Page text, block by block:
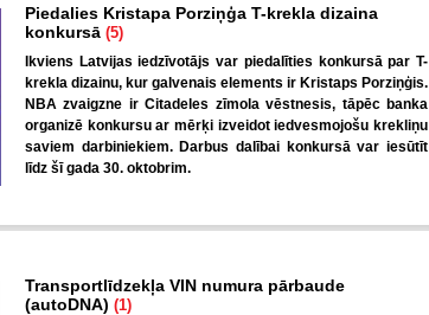
Piedalies Kristapa Porziņģa T-krekla dizaina
konkursā (5)
Ikviens Latvijas iedzīvotājs var piedalīties konkursā par T-
krekla dizainu, kur galvenais elements ir Kristaps Porziņģis.
NBA zvaigzne ir Citadeles zīmola vēstnesis, tāpēc banka
organizē konkursu ar mērķi izveidot iedvesmojošu krekliņu
saviem darbiniekiem. Darbus dalībai konkursā var iesūtīt
līdz šī gada 30. oktobrim.
Transportlīdzekļa VIN numura pārbaude
(autoDNA) (1)